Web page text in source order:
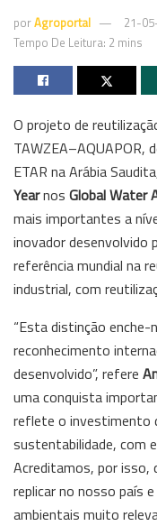
porAgroportal
21-
Tempo De Leitura: 2 mins
O projeto de
TAWZEA–AQUAPOR,
ETAR na Arábia
Yearnos Global Water
mais importantes a
inovador desenvolvido
referência mundial na
industrial, com
“Esta distinção enche-
reconhecimento
desenvolvido”, refere
uma conquista
reflete o investimento
sustentabilidade, com
Acreditamos, por isso,
replicar no nosso país
ambientais muito